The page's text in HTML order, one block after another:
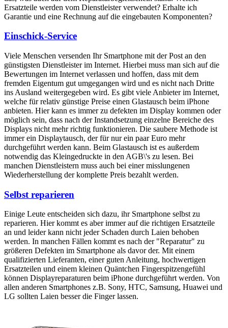
Ersatzteile werden vom Dienstleister verwendet? Erhalte ich
Garantie und eine Rechnung auf die eingebauten Komponenten?
Einschick-Service
Viele Menschen versenden Ihr Smartphone mit der Post an den
günstigsten Dienstleister im Internet. Hierbei muss man sich auf die
Bewertungen im Internet verlassen und hoffen, dass mit dem
fremden Eigentum gut umgegangen wird und es nicht nach Dritte
ins Ausland weitergegeben wird. Es gibt viele Anbieter im Internet,
welche für relativ günstige Preise einen Glastausch beim iPhone
anbieten. Hier kann es immer zu defekten im Display kommen oder
möglich sein, dass nach der Instandsetzung einzelne Bereiche des
Displays nicht mehr richtig funktionieren. Die saubere Methode ist
immer ein Displaytausch, der für nur ein paar Euro mehr
durchgeführt werden kann. Beim Glastausch ist es außerdem
notwendig das Kleingedruckte in den AGB\'s zu lesen. Bei
manchen Dienstleistern muss auch bei einer misslungenen
Wiederherstellung der komplette Preis bezahlt werden.
Selbst reparieren
Einige Leute entscheiden sich dazu, ihr Smartphone selbst zu
reparieren. Hier kommt es aber immer auf die richtigen Ersatzteile
an und leider kann nicht jeder Schaden durch Laien behoben
werden. In manchen Fällen kommt es nach der "Reparatur" zu
größeren Defekten im Smartphone als davor der. Mit einem
qualifizierten Lieferanten, einer guten Anleitung, hochwertigen
Ersatzteilen und einem kleinen Quäntchen Fingerspitzengefühl
können Displayreparaturen beim iPhone durchgeführt werden. Von
allen anderen Smartphones z.B. Sony, HTC, Samsung, Huawei und
LG sollten Laien besser die Finger lassen.